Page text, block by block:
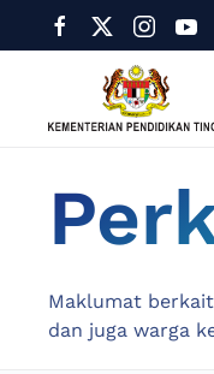
Maklumat
dan juga warga